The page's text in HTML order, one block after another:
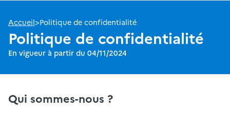
Accueil>Politique de confidentialité
Politique de confidentialité
En vigueur à partir du 04/11/2024
Qui sommes-nous ?